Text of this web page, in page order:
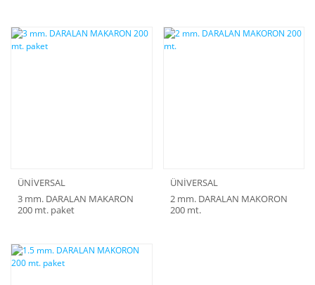
ÜNİVERSAL
3 mm. DARALAN MAKARON
200 mt. paket
ÜNİVERSAL
2 mm. DARALAN MAKORON
200 mt.